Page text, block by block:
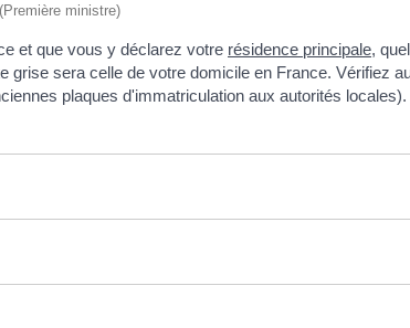
ministre)
et que vous y déclarez votre résidence principale,
grise sera celle de votre domicile en France. Vérifiez
plaques d'immatriculation aux autorités locales).